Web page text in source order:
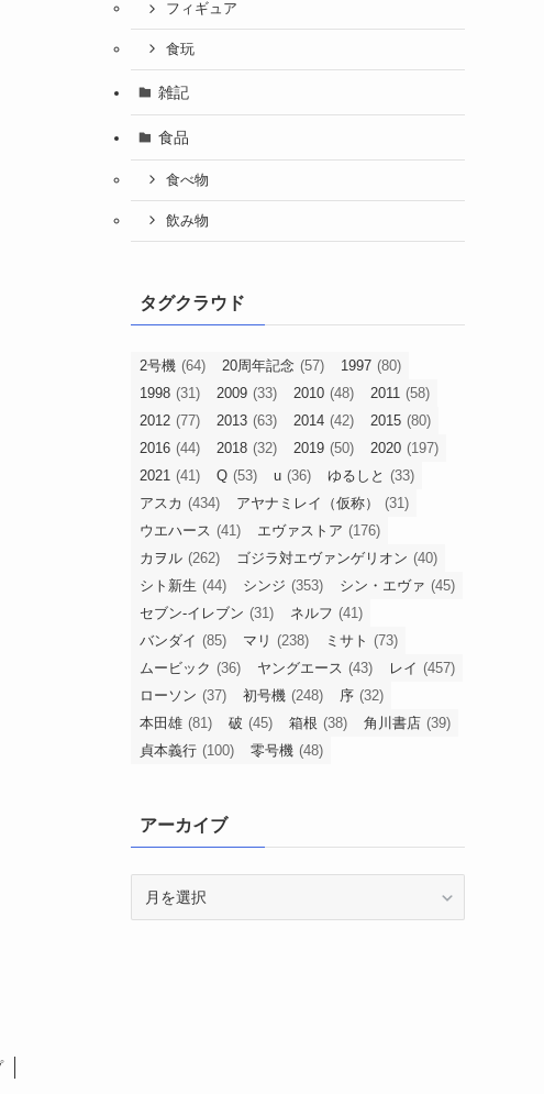
フィギュア
食玩
雑記
食品
食べ物
飲み物
タグクラウド
2号機 (64) 20周年記念 (57) 1997 (80)
1998 (31) 2009 (33) 2010 (48) 2011 (58)
2012 (77) 2013 (63) 2014 (42) 2015 (80)
2016 (44) 2018 (32) 2019 (50) 2020 (197)
2021 (41) Q (53) u (36) ゆるしと (33)
アスカ (434) アヤナミレイ（仮称）
(31)
ウエハース (41) エヴァストア (176)
カヲル (262) ゴジラ対エヴァンゲリオン (40)
シト新生 (44) シンジ (353) シン・エヴァ (45)
セブン-イレブン (31) ネルフ (41)
バンダイ (85) マリ (238) ミサト (73)
ムービック (36) ヤングエース (43) レイ (457)
ローソン (37) 初号機 (248) 序 (32)
本田雄 (81) 破 (45) 箱根 (38) 角川書店 (39)
貞本義行 (100) 零号機 (48)
アーカイブ